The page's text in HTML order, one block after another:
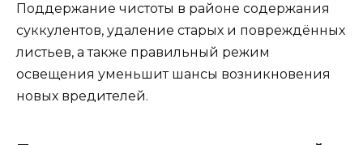
Поддержание чистоты в районе содержания
суккулентов, удаление старых и повреждённых
листьев, а также правильный режим
освещения уменьшит шансы возникновения
новых вредителей.